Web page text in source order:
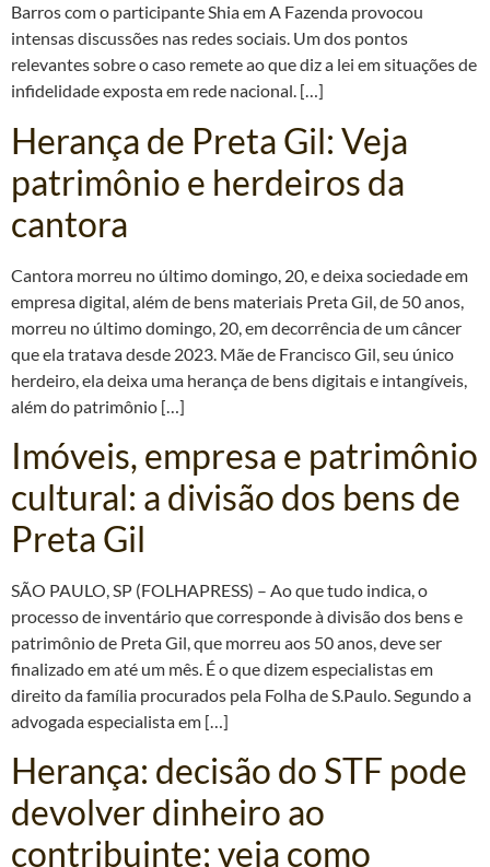
Barros com o participante Shia em A Fazenda provocou
intensas discussões nas redes sociais. Um dos pontos
relevantes sobre o caso remete ao que diz a lei em situações de
infidelidade exposta em rede nacional. […]
Herança de Preta Gil: Veja
patrimônio e herdeiros da
cantora
Cantora morreu no último domingo, 20, e deixa sociedade em
empresa digital, além de bens materiais Preta Gil, de 50 anos,
morreu no último domingo, 20, em decorrência de um câncer
que ela tratava desde 2023. Mãe de Francisco Gil, seu único
herdeiro, ela deixa uma herança de bens digitais e intangíveis,
além do patrimônio […]
Imóveis, empresa e patrimônio
cultural: a divisão dos bens de
Preta Gil
SÃO PAULO, SP (FOLHAPRESS) – Ao que tudo indica, o
processo de inventário que corresponde à divisão dos bens e
patrimônio de Preta Gil, que morreu aos 50 anos, deve ser
finalizado em até um mês. É o que dizem especialistas em
direito da família procurados pela Folha de S.Paulo. Segundo a
advogada especialista em […]
Herança: decisão do STF pode
devolver dinheiro ao
contribuinte; veja como